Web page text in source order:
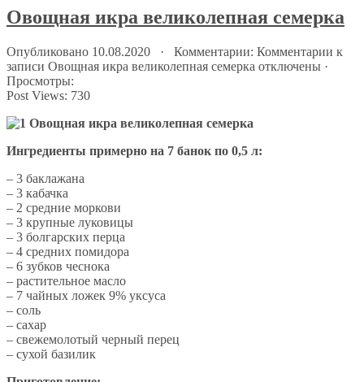
Овощная икра великолепная семерка
Опубликовано 10.08.2020 · Комментарии: Комментарии к
записи Овощная икра великолепная семерка отключены ·
Просмотры:
Post Views: 730
Ингредиенты примерно на 7 банок по 0,5 л:
– 3 баклажана
– 3 кабачка
– 2 средние моркови
– 3 крупные луковицы
– 3 болгарских перца
– 4 средних помидора
– 6 зубков чеснока
– растительное масло
– 7 чайных ложек 9% уксуса
– соль
– сахар
– свежемолотый черный перец
– сухой базилик